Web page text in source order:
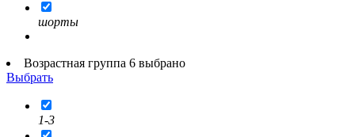
шорты
Возрастная группа 6 выбрано
Выбрать
1-3